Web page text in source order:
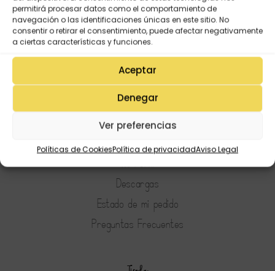
permitirá procesar datos como el comportamiento de
navegación o las identificaciones únicas en este sitio. No
consentir o retirar el consentimiento, puede afectar negativamente
a ciertas características y funciones.
Aceptar
Denegar
Ver preferencias
Políticas de CookiesPolítica de privacidadAviso Legal
Mi Cuenta
Lista de deseos
Mi Perfil
Descargas
Estado de mi pedido
Preguntas Frecuentes